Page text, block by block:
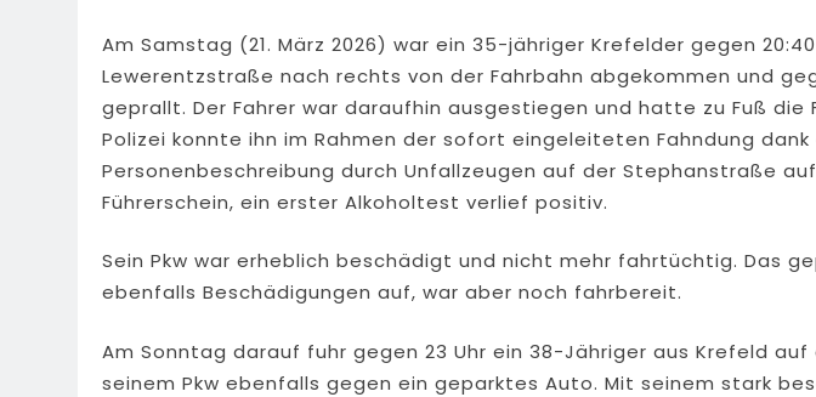
Am Samstag (21. März 2026) war ein 35-jähriger Krefelder gegen
Lewerentzstraße nach rechts von der Fahrbahn abgekommen und
geprallt. Der Fahrer war daraufhin ausgestiegen und hatte zu Fuß die
Polizei konnte ihn im Rahmen der sofort eingeleiteten Fahndung dank
Personenbeschreibung durch Unfallzeugen auf der Stephanstraße
Führerschein, ein erster Alkoholtest verlief positiv.
Sein Pkw war erheblich beschädigt und nicht mehr fahrtüchtig. Das
ebenfalls Beschädigungen auf, war aber noch fahrbereit.
Am Sonntag darauf fuhr gegen 23 Uhr ein 38-Jähriger aus Krefeld
seinem Pkw ebenfalls gegen ein geparktes Auto. Mit seinem stark